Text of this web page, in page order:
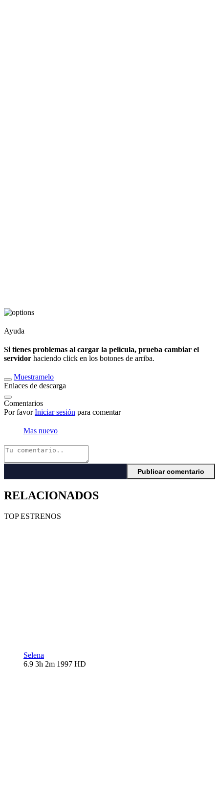
Ayuda
Si tienes problemas al cargar la pelicula, prueba cambiar el
servidor haciendo click en los botones de arriba.
Muestramelo
Enlaces de descarga
Comentarios
Por favorIniciar sesión para comentar
Mas nuevo
RELACIONADOS
TOP ESTRENOS
Selena
6.9 3h 2m 1997 HD